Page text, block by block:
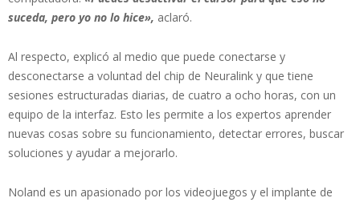
suceda, pero yo no lo hice», aclaró.
Al respecto, explicó al medio que puede conectarse y
desconectarse a voluntad del chip de Neuralink y que tiene
sesiones estructuradas diarias, de cuatro a ocho horas, con un
equipo de la interfaz. Esto les permite a los expertos aprender
nuevas cosas sobre su funcionamiento, detectar errores, buscar
soluciones y ayudar a mejorarlo.
Noland es un apasionado por los videojuegos y el implante de